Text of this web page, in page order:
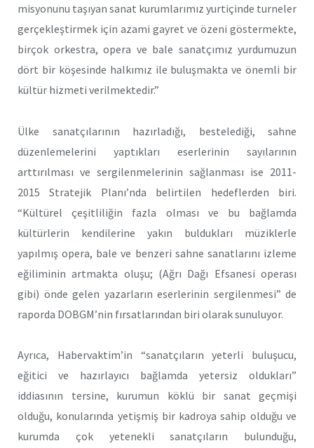
misyonunu taşıyan sanat kurumlarımız yurtiçinde turneler
gerçekleştirmek için azami gayret ve özeni göstermekte,
birçok orkestra, opera ve bale sanatçımız yurdumuzun
dört bir köşesinde halkımız ile buluşmakta ve önemli bir
kültür hizmeti verilmektedir.”
Ülke sanatçılarının hazırladığı, bestelediği, sahne
düzenlemelerini yaptıkları eserlerinin sayılarının
arttırılması ve sergilenmelerinin sağlanması ise 2011-
2015 Stratejik Planı’nda belirtilen hedeflerden biri.
“Kültürel çeşitliliğin fazla olması ve bu bağlamda
kültürlerin kendilerine yakın buldukları müziklerle
yapılmış opera, bale ve benzeri sahne sanatlarını izleme
eğiliminin artmakta oluşu; (Ağrı Dağı Efsanesi operası
gibi) önde gelen yazarların eserlerinin sergilenmesi” de
raporda DOBGM’nin fırsatlarından biri olarak sunuluyor.
Ayrıca, Habervaktim’in “sanatçıların yeterli buluşucu,
eğitici ve hazırlayıcı bağlamda yetersiz oldukları”
iddiasının tersine, kurumun köklü bir sanat geçmişi
olduğu, konularında yetişmiş bir kadroya sahip olduğu ve
kurumda çok yetenekli sanatçıların bulunduğu,